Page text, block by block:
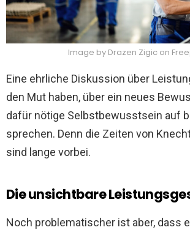
Image by Drazen Zigic on
Eine ehrliche Diskussion über
den Mut haben, über ein neues
dafür nötige Selbstbewusstsein auf
sprechen. Denn die Zeiten von
sind lange vorbei.
Die unsichtbare
Noch problematischer ist aber, dass